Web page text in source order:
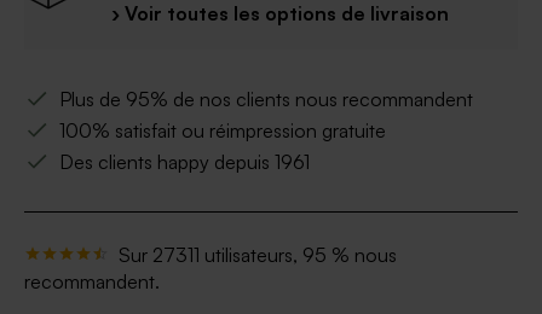
› Voir toutes les options de livraison
Plus de 95% de nos clients nous recommandent
100% satisfait ou réimpression gratuite
Des clients happy depuis 1961
Sur 27311 utilisateurs, 95 % nous
recommandent.